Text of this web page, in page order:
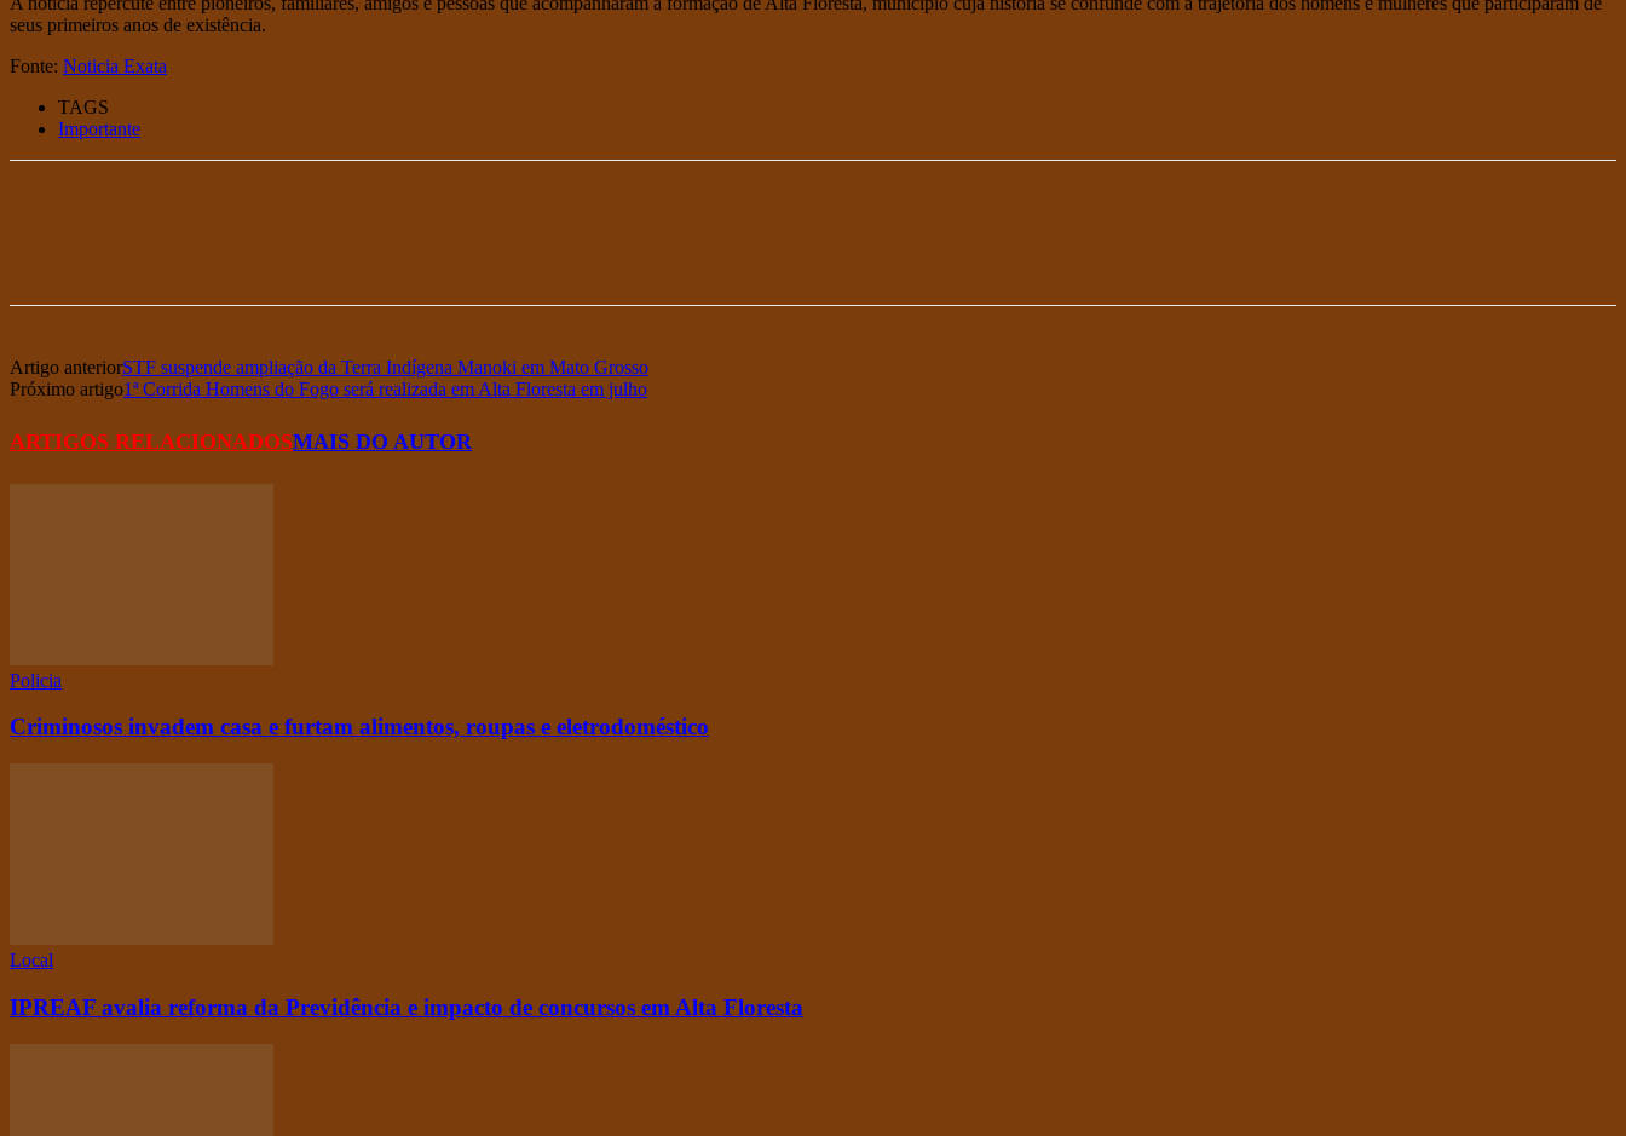
seus primeiros anos de existência.
Fonte: Noticia Exata
TAGS
Importante
Artigo anteriorSTF suspende ampliação da Terra Indígena Manoki em Mato Grosso
Próximo artigo1ª Corrida Homens do Fogo será realizada em Alta Floresta em julho
ARTIGOS RELACIONADOSMAIS DO AUTOR
Policia
Criminosos invadem casa e furtam alimentos, roupas e eletrodoméstico
Local
IPREAF avalia reforma da Previdência e impacto de concursos em Alta Floresta